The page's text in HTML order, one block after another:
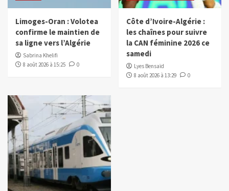
Limoges-Oran : Volotea
confirme le maintien de
sa ligne vers l’Algérie
Sabrina Khelifi
8 août 2026 à 15:25
0
Côte d’Ivoire-Algérie :
les chaînes pour suivre
la CAN féminine 2026 ce
samedi
Lyes Bensaïd
8 août 2026 à 13:29
0